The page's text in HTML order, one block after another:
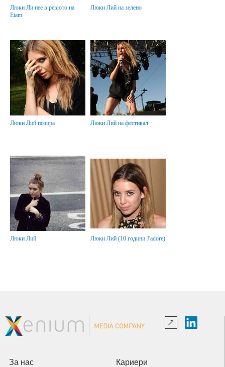
Люки Ли пее в ревюто на
Etam
Люки Лий на зелено
Люки Лий позира Люки Лий на фестивал
Люки Лий Люки Лий (10 години J'adore)
За нас Кариери